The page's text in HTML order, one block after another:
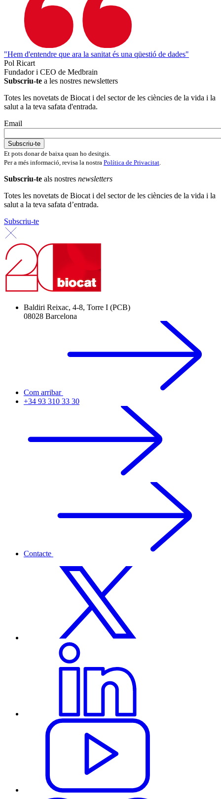
"Hem d'entendre que ara la sanitat és una qüestió de dades"
Pol Ricart
Fundador i CEO de Medbrain
Subscriu-te a les nostres newsletters
Totes les novetats de Biocat i del sector de les ciències de la vida i la
salut a la teva safata d'entrada.
Email
Et pots donar de baixa quan ho desitgis.
Per a més informació, revisa la nostra Política de Privacitat
Subscriu-te als nostres newsletters
Totes les novetats de Biocat i del sector de les ciències de la vida i la
salut a la teva safata d’entrada.
Subscriu-te
Baldiri Reixac, 4-8, Torre I (PCB)
08028 Barcelona
Com arribar
+34 93 310 33 30
Contacte